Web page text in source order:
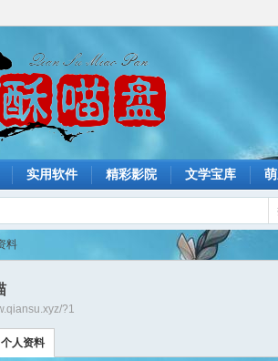
实用软件 精彩影院 文学宝库
料
?1
个人资料